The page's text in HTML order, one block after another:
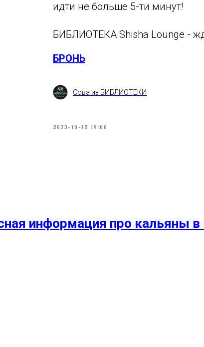
идти не больше 5-ти минут!
БИБЛИОТЕКА Shisha Lounge -
БРОНЬ
Сова из БИБЛИОТЕКИ
2023-10-15 19:00
информация про кальяны